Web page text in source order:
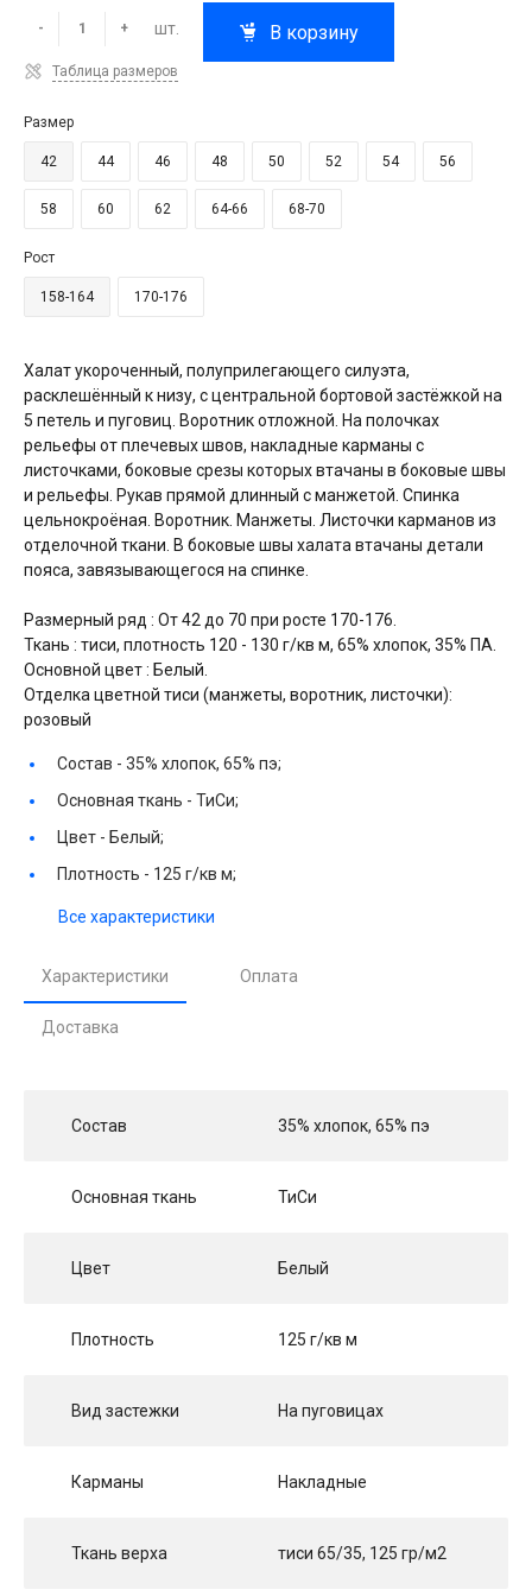
- + шт. В корзину
Таблица размеров
Размер
42 44 46 48 50 52 54 56
58 60 62 64-66 68-70
Рост
158-164 170-176
Халат укороченный, полуприлегающего силуэта,
расклешённый к низу, с центральной бортовой застёжкой на
5 петель и пуговиц. Воротник отложной. На полочках
рельефы от плечевых швов, накладные карманы с
листочками, боковые срезы которых втачаны в боковые швы
и рельефы. Рукав прямой длинный с манжетой. Спинка
цельнокроёная. Воротник. Манжеты. Листочки карманов из
отделочной ткани. В боковые швы халата втачаны детали
пояса, завязывающегося на спинке.
Размерный ряд : От 42 до 70 при росте 170-176.
Ткань : тиси, плотность 120 - 130 г/кв м, 65% хлопок, 35% ПА.
Основной цвет : Белый.
Отделка цветной тиси (манжеты, воротник, листочки):
розовый
Состав - 35% хлопок, 65% пэ;
Основная ткань - ТиCи;
Цвет - Белый;
Плотность - 125 г/кв м;
Все характеристики
Характеристики Оплата
Доставка
Состав 35% хлопок, 65% пэ
Основная ткань ТиCи
Цвет Белый
Плотность 125 г/кв м
Вид застежки На пуговицах
Карманы Накладные
Ткань верха тиси 65/35, 125 гр/м2